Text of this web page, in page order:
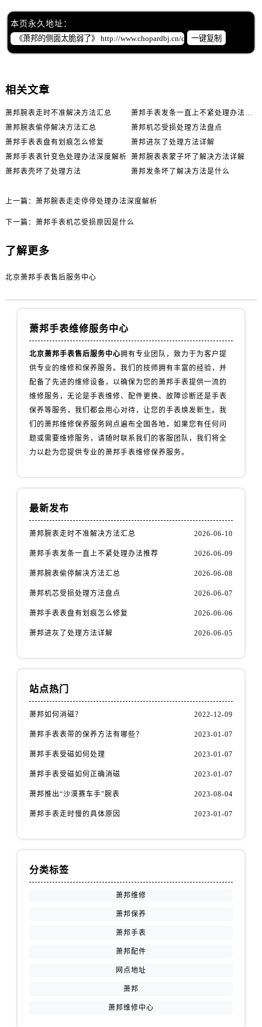
本页永久地址：
一键复制
相关文章
萧邦腕表走时不准解决方法汇总
萧邦腕表偷停解决方法汇总
萧邦机芯受损处理方法盘点
萧邦手表表盘有划痕怎么修复
萧邦进灰了处理方法详解
萧邦手表表针变色处理办法深度解析 萧邦腕表表蒙子坏了解决方法详解
萧邦表壳坏了处理方法
萧邦发条坏了解决方法是什么
上一篇： 萧邦腕表走走停停处理办法深度解析
下一篇： 萧邦手表机芯受损原因是什么
了解更多
北京萧邦手表售后服务中心
萧邦手表维修服务中心
北京萧邦手表售后服务中心拥有专业团队，致力于为客户提
供专业的维修和保养服务。我们的技师拥有丰富的经验，并
配备了先进的维修设备，以确保为您的萧邦手表提供一流的
维修服务，无论是手表维修、配件更换、故障诊断还是手表
保养等服务，我们都会用心对待，让您的手表焕发新生。我
们的萧邦维修保养服务网点遍布全国各地，如果您有任何问
题或需要维修服务，请随时联系我们的客服团队，我们将全
力以赴为您提供专业的萧邦手表维修保养服务。
最新发布
萧邦腕表走时不准解决方法汇总 2026-06-10
萧邦手表发条一直上不紧处理办法推荐 2026-06-09
萧邦腕表偷停解决方法汇总 2026-06-08
萧邦机芯受损处理方法盘点 2026-06-07
萧邦手表表盘有划痕怎么修复 2026-06-06
萧邦进灰了处理方法详解 2026-06-05
站点热门
萧邦如何消磁？ 2022-12-09
萧邦手表表带的保养方法有哪些？ 2023-01-07
萧邦手表受磁如何处理 2023-01-07
萧邦手表受磁如何正确消磁 2023-01-07
萧邦推出“沙漠赛车手”腕表 2023-08-04
萧邦手表走时慢的具体原因 2023-01-07
分类标签
萧邦维修
萧邦保养
萧邦手表
萧邦配件
网点地址
萧邦
萧邦维修中心